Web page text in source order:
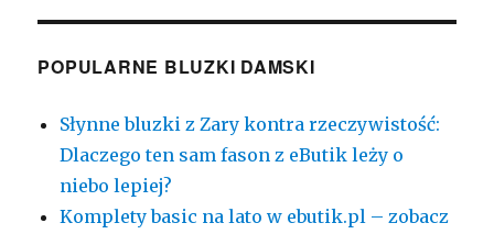
POPULARNE BLUZKI DAMSKI
Słynne bluzki z Zary kontra rzeczywistość:
Dlaczego ten sam fason z eButik leży o
niebo lepiej?
Komplety basic na lato w ebutik.pl – zobacz